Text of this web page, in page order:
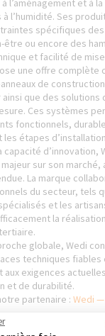
l’aménagement et à
l’humidité. Ses
spécifiques
être ou encore des
et facilité de
une offre complète
de
ainsi que des
Ces systèmes
fonctionnels,
étapes
capacité d’innovation,
sur son
La marque
du secteur, tels
et les
la
globale, Wedi
techniques
aux exigences
et de durabilité.
partenaire :Wedi